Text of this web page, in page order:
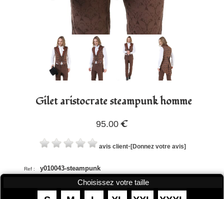
Gilet aristocrate steampunk homme
95.00 €
avis client-[Donnez votre avis]
Ref : y010043-steampunk
Choisissez votre taille